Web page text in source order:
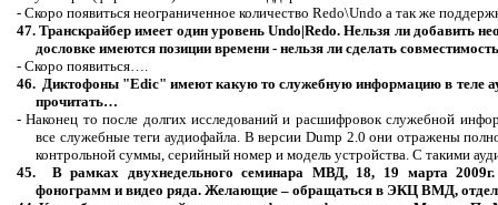
- Скоро появиться неограниченное количество Redo\Undo а так же
47. Транскрайбер имеет один уровеньUndo|Redo. Нельзя ли добавить
дословке имеются позиции времени - нельзя ли сделать
- Скоро появиться….
46. Диктофоны "Edic" имеют какую то служебную информацию в теле
прочитать…
- Наконец то после долгих исследований и расшифровок служебной
все служебные теги аудиофайла. В версии Dump 2.0 они отражены
контрольной суммы, серийный номер и модель устройства. С такими
45.
В рамках двухнедельного семинара МВД, 18, 19 марта 2009г.
фонограмм и видео ряда. Желающие – обращаться в ЭКЦ ВМД,